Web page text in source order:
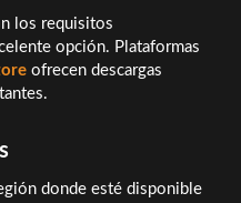
los requisitos
opción. Plataformas
ofrecen descargas
donde esté disponible